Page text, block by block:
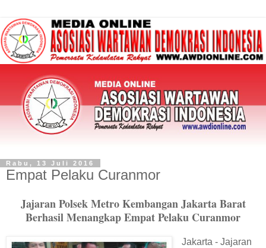
Rabu, 13 Juli 2016
Empat Pelaku Curanmor
Jajaran Polsek Metro Kembangan Jakarta Barat
Berhasil Menangkap Empat Pelaku Curanmor
Jakarta - Jajaran